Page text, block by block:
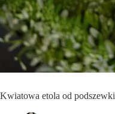
Kwiatowa etola od podszewki